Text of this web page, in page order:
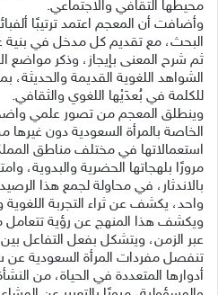
محيطها الثقافي والاجتماعي.
وأضافت أن المعجم اعتمد ترتيبًا
البحث، مع تقديم كل مدخل في بنية
ثم شرح المعنى بإيجاز، وذكر مواضع
الشواهد اللغوية القديمة والحديثة،
للكلمة في بُعدَيْها اللغوي والثقافي.
وينطلق المعجم من تصور علمي
الخاصة بالمرأة السعودية دون غيرها
استعمالاتها في مختلف مناطق
مرورًا بلهجاتها الحضرية والبدوية،
بالاندثار، في محاولة لجمع هذا
واحد، يكشف عن ثراء التجربة اللغوية
ويكشف هذا المنهج عن رؤية تتعامل
عبر الزمن، ويتشكل بفعل التفاعل
تنفصل مفردات المرأة السعودية عن
أدوارها المتعددة في الحياة، من